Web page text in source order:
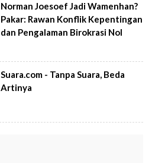
Norman Joesoef Jadi Wamenhan?
Pakar: Rawan Konflik Kepentingan
dan Pengalaman Birokrasi Nol
Suara.com - Tanpa Suara, Beda
Artinya